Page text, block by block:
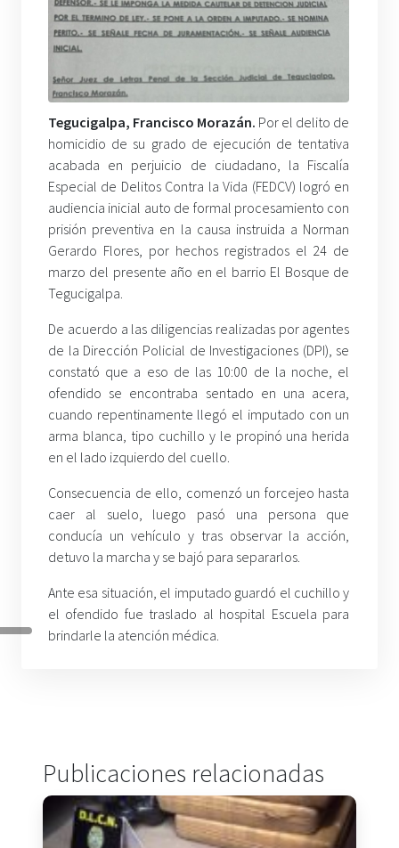
Tegucigalpa, Francisco Morazán. Por el delito de
homicidio de su grado de ejecución de tentativa
acabada en perjuicio de ciudadano, la Fiscalía
Especial de Delitos Contra la Vida (FEDCV) logró en
audiencia inicial auto de formal procesamiento con
prisión preventiva en la causa instruida a Norman
Gerardo Flores, por hechos registrados el 24 de
marzo del presente año en el barrio El Bosque de
Tegucigalpa.
De acuerdo a las diligencias realizadas por agentes
de la Dirección Policial de Investigaciones (DPI), se
constató que a eso de las 10:00 de la noche, el
ofendido se encontraba sentado en una acera,
cuando repentinamente llegó el imputado con un
arma blanca, tipo cuchillo y le propinó una herida
en el lado izquierdo del cuello.
Consecuencia de ello, comenzó un forcejeo hasta
caer al suelo, luego pasó una persona que
conducía un vehículo y tras observar la acción,
detuvo la marcha y se bajó para separarlos.
Ante esa situación, el imputado guardó el cuchillo y
el ofendido fue traslado al hospital Escuela para
brindarle la atención médica.
Publicaciones relacionadas